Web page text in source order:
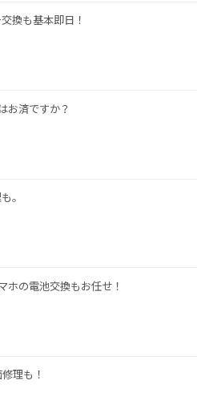
換も基本即日！
お済ですか？
。
ホの電池交換もお任せ！
理も！